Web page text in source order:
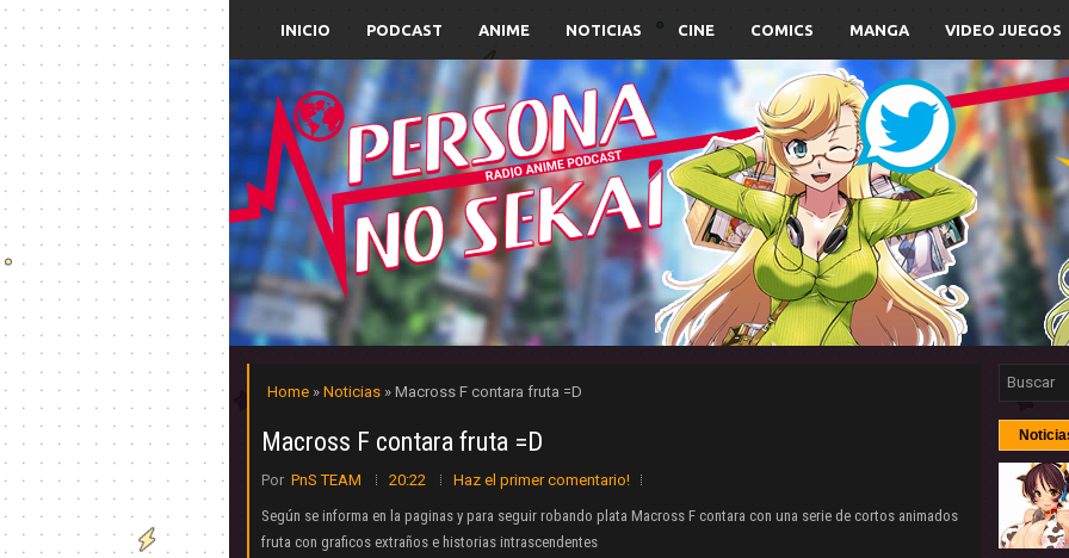
INICIO PODCAST ANIME NOTICIAS CINE COMICS MANGA VIDEO JUEGOS
Home » Noticias » Macross F contara fruta =D
Macross F contara fruta =D
Por PnS TEAM 20:22
Haz el primer comentario!
Según se informa en la paginas y para seguir robando plata Macross F contara con una serie de cortos animados
fruta con graficos extraños e historias intrascendentes